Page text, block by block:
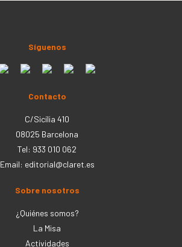
Síguenos
Contacto
C/Sicília 410
08025 Barcelona
Tel: 933 010 062
Email: editorial@claret.es
Sobre nosotros
¿Quiénes somos?
La Misa
Actividades